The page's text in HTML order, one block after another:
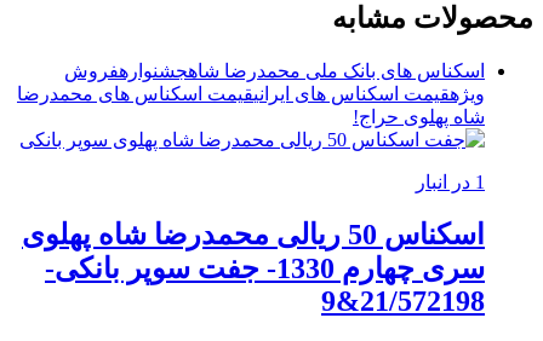
محصولات مشابه
اسکناس های بانک ملی محمدرضا شاهجشنوارهفروش
ویژهقیمت اسکناس های ایرانیقیمت اسکناس های محمدرضا
شاه پهلوی حراج!
1 در انبار
اسکناس 50 ریالی محمدرضا شاه پهلوی
سری چهارم 1330- جفت سوپر بانکی-
21/572198&9